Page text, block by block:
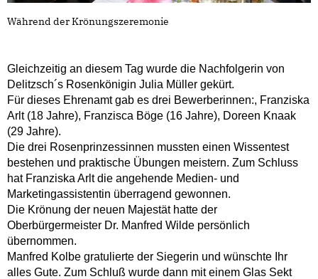
Während der Krönungszeremonie
Gleichzeitig an diesem Tag wurde die Nachfolgerin von
Delitzsch´s Rosenkönigin Julia Müller gekürt.
Für dieses Ehrenamt gab es drei Bewerberinnen:, Franziska
Arlt (18 Jahre), Franzisca Böge (16 Jahre), Doreen Knaak
(29 Jahre).
Die drei Rosenprinzessinnen mussten einen Wissentest
bestehen und praktische Übungen meistern. Zum Schluss
hat Franziska Arlt die angehende Medien- und
Marketingassistentin überragend gewonnen.
Die Krönung der neuen Majestät hatte der
Oberbürgermeister Dr. Manfred Wilde persönlich
übernommen.
Manfred Kolbe gratulierte der Siegerin und wünschte Ihr
alles Gute. Zum Schluß wurde dann mit einem Glas Sekt